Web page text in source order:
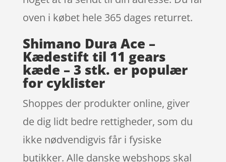
oven i købet hele 365 dages returret.
Shimano Dura Ace –
Kædestift til 11 gears
kæde – 3 stk. er populær
for cyklister
Shoppes der produkter online, giver
de dig lidt bedre rettigheder, som du
ikke nødvendigvis får i fysiske
butikker. Alle danske webshops skal